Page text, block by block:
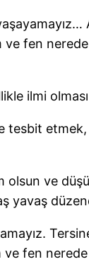
fen
ilmi
tesbit
olsun ve
yavaş
fen